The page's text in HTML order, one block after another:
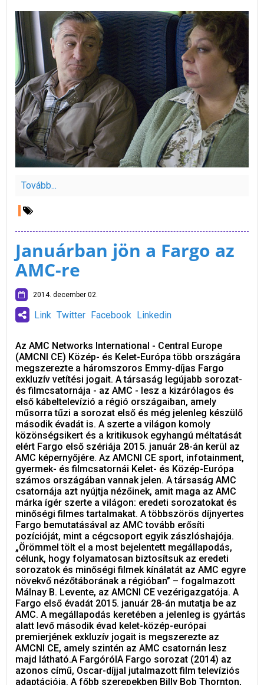
Tovább...
Januárban jön a Fargo az
AMC-re
2014. december 02.
Link Twitter Facebook Linkedin
Az AMC Networks International - Central Europe
(AMCNI CE) Közép- és Kelet-Európa több országára
megszerezte a háromszoros Emmy-díjas Fargo
exkluzív vetítési jogait. A társaság legújabb sorozat-
és filmcsatornája - az AMC - lesz a kizárólagos és
első kábeltelevízió a régió országaiban, amely
műsorra tűzi a sorozat első és még jelenleg készülő
második évadát is. A szerte a világon komoly
közönségsikert és a kritikusok egyhangú méltatását
elért Fargo első szériája 2015. január 28-án kerül az
AMC képernyőjére. Az AMCNI CE sport, infotainment,
gyermek- és filmcsatornái Kelet- és Közép-Európa
számos országában vannak jelen. A társaság AMC
csatornája azt nyújtja nézőinek, amit maga az AMC
márka ígér szerte a világon: eredeti sorozatokat és
minőségi filmes tartalmakat. A többszörös díjnyertes
Fargo bemutatásával az AMC tovább erősíti
pozícióját, mint a cégcsoport egyik zászlóshajója.
„Örömmel tölt el a most bejelentett megállapodás,
célunk, hogy folyamatosan biztosítsuk az eredeti
sorozatok és minőségi filmek kínálatát az AMC egyre
növekvő nézőtáborának a régióban” – fogalmazott
Málnay B. Levente, az AMCNI CE vezérigazgatója. A
Fargo első évadát 2015. január 28-án mutatja be az
AMC. A megállapodás keretében a jelenleg is gyártás
alatt levő második évad kelet-közép-európai
premierjének exkluzív jogait is megszerezte az
AMCNI CE, amely szintén az AMC csatornán lesz
majd látható.A FargórólA Fargo sorozat (2014) az
azonos című, Oscar-díjjal jutalmazott film televíziós
adaptációja. A főbb szerepekben Billy Bob Thornton,